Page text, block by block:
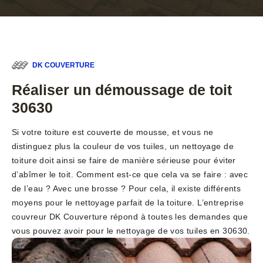
DK COUVERTURE
Réaliser un démoussage de toit
30630
Si votre toiture est couverte de mousse, et vous ne
distinguez plus la couleur de vos tuiles, un nettoyage de
toiture doit ainsi se faire de manière sérieuse pour éviter
d’abîmer le toit. Comment est-ce que cela va se faire : avec
de l’eau ? Avec une brosse ? Pour cela, il existe différents
moyens pour le nettoyage parfait de la toiture. L’entreprise
couvreur DK Couverture répond à toutes les demandes que
vous pouvez avoir pour le nettoyage de vos tuiles en 30630.